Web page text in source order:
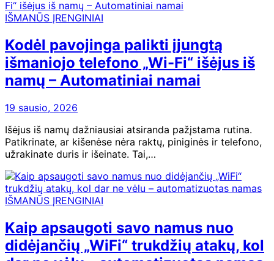
IŠMANŪS ĮRENGINIAI
Kodėl pavojinga palikti įjungtą
išmaniojo telefono „Wi-Fi“ išėjus iš
namų – Automatiniai namai
19 sausio, 2026
Išėjus iš namų dažniausiai atsiranda pažįstama rutina.
Patikrinate, ar kišenėse nėra raktų, piniginės ir telefono,
užrakinate duris ir išeinate. Tai,…
IŠMANŪS ĮRENGINIAI
Kaip apsaugoti savo namus nuo
didėjančių „WiFi“ trukdžių atakų, kol